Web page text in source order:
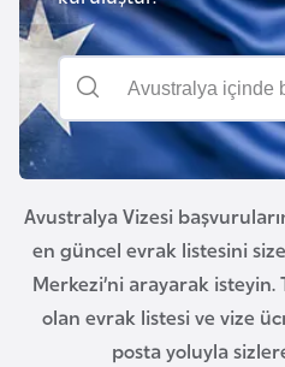
e
m
l
e
r
Avustralya Vizesi
en güncel evrak listesini
Merkezi’ni arayarak isteyin.
olan evrak listesi ve vize
posta yoluyla
a
z
r
c
a